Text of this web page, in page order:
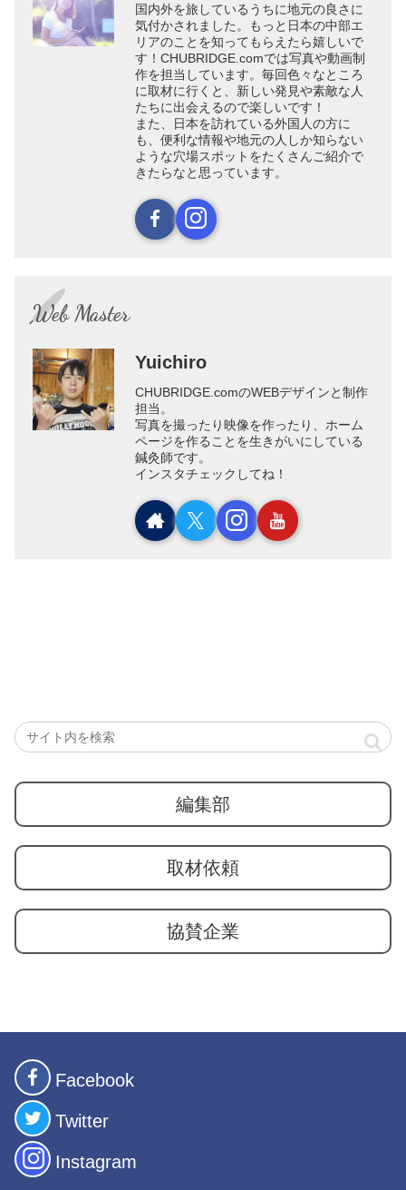
国内外を旅しているうちに地元の良さに
気付かされました。もっと日本の中部エ
リアのことを知ってもらえたら嬉しいで
す！CHUBRIDGE.comでは写真や動画制
作を担当しています。毎回色々なところ
に取材に行くと、新しい発見や素敵な人
たちに出会えるので楽しいです！
また、日本を訪れている外国人の方に
も、便利な情報や地元の人しか知らない
ような穴場スポットをたくさんご紹介で
きたらなと思っています。
Web Master
Yuichiro
CHUBRIDGE.comのWEBデザインと制作
担当。
写真を撮ったり映像を作ったり、ホーム
ページを作ることを生きがいにしている
鍼灸師です。
インスタチェックしてね！
編集部
取材依頼
協賛企業
Facebook
Twitter
Instagram